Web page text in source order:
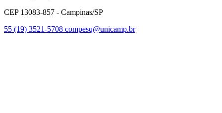
CEP 13083-857 - Campinas/SP
55 (19) 3521-5708 compesq@unicamp.br